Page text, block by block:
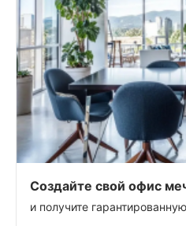
Создайте свой офис
и получите